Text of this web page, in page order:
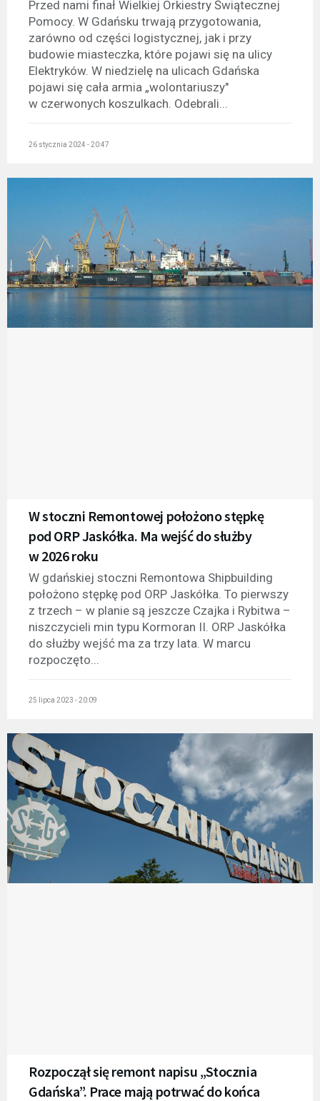
Przed nami finał Wielkiej Orkiestry Świątecznej
Pomocy. W Gdańsku trwają przygotowania,
zarówno od części logistycznej, jak i przy
budowie miasteczka, które pojawi się na ulicy
Elektryków. W niedzielę na ulicach Gdańska
pojawi się cała armia „wolontariuszy"
w czerwonych koszulkach. Odebrali...
26 stycznia 2024 - 20:47
W stoczni Remontowej położono stępkę
pod ORP Jaskółka. Ma wejść do służby
w 2026 roku
W gdańskiej stoczni Remontowa Shipbuilding
położono stępkę pod ORP Jaskółka. To pierwszy
z trzech – w planie są jeszcze Czajka i Rybitwa –
niszczycieli min typu Kormoran II. ORP Jaskółka
do służby wejść ma za trzy lata. W marcu
rozpoczęto...
25 lipca 2023 - 20:09
Rozpoczął się remont napisu „Stocznia
Gdańska”. Prace mają potrwać do końca